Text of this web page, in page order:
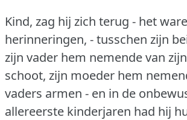
Kind, zag hij zich terug - het
herinneringen, - tusschen zijn
zijn vader hem nemende van
schoot, zijn moeder hem
vaders armen - en in de
allereerste kinderjaren had hij